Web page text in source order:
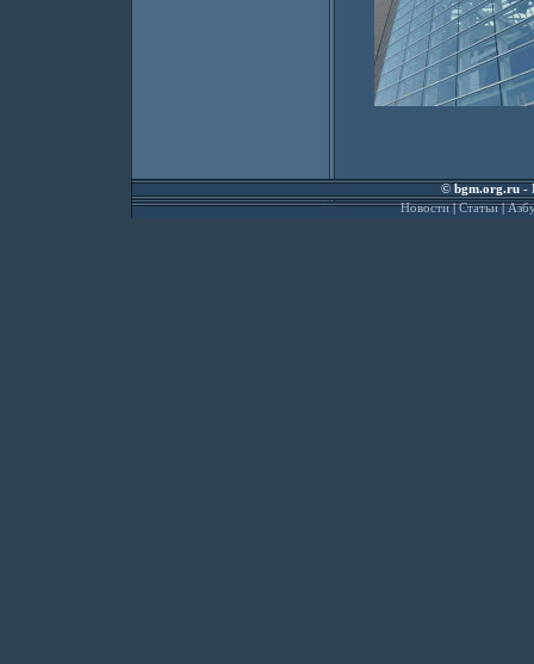
©bgm.org.ru-
Новости|Статьи|